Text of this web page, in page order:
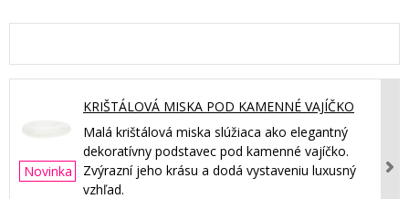
Novinka
KRIŠTÁLOVÁ MISKA POD KAMENNÉ VAJÍČKO
Malá krištálová miska slúžiaca ako elegantný
dekoratívny podstavec pod kamenné vajíčko.
Zvýrazní jeho krásu a dodá vystaveniu luxusný
vzhľad.